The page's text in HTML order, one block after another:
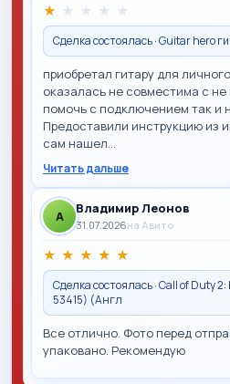
★ ★ ★ ★ ★
Сделка состоялась · Guitar hero
приобретал гитару для
оказалась не совместима с
помочь с подключением так и
Предоставили инструкцию из
сам нашел…
Читать дальше
A Владимир Леонов
31.07.2026на Авито
★ ★ ★ ★ ★
Сделка состоялась · Call of Duty
53415) (Англ
Все отлично. Фото перед
упаковано. Рекомендую